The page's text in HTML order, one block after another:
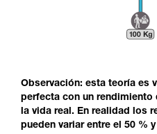
Observación: esta teoría es
perfecta con un rendimiento
la vida real. En realidad los
pueden variar entre el 50 %